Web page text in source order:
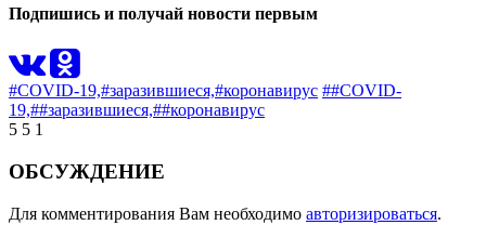
Подпишись и получай новости первым
#COVID-19,#заразившиеся,#коронавирус ##COVID-
19,##заразившиеся,##коронавирус
5 5 1
ОБСУЖДЕНИЕ
Для комментирования Вам необходимо авторизироваться.